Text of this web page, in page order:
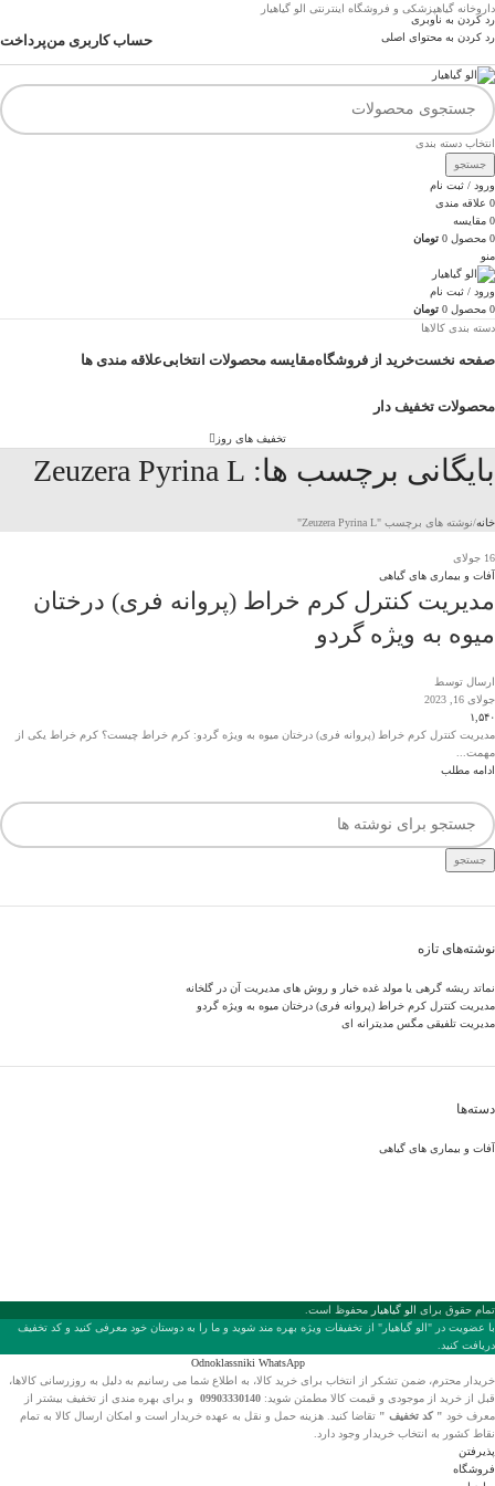
رد کردن به ناوبری
رد کردن به محتوای اصلی
داروخانه گیاهپزشکی و فروشگاه اینترنتی الو گیاهیار
حساب کاربری منپرداخت
انتخاب دسته بندی
جستجو
ورود / ثبت نام
0 علاقه مندی
0 مقایسه
0 محصول 0 تومان
منو
ورود / ثبت نام
0 محصول 0 تومان
دسته بندی کالاها
صفحه نخستخرید از فروشگاهمقایسه محصولات انتخابیعلاقه مندی ها
محصولات تخفیف دار
تخفیف های روز
بایگانی برچسب ها: Zeuzera Pyrina L
خانه نوشته های برچسب "Zeuzera Pyrina L"
16 جولای
آفات و بیماری های گیاهی
مدیریت کنترل کرم خراط (پروانه فری) درختان
میوه به ویژه گردو
ارسال توسط
جولای 16, 2023
۱,۵۴۰
مدیریت کنترل کرم خراط (پروانه فری) درختان میوه به ویژه گردو: کرم خراط چیست؟ کرم خراط یکی از
مهمت...
ادامه مطلب
جستجو
نوشته‌های تازه
نماتد ریشه گرهی یا مولد غده خیار و روش های مدیریت آن در گلخانه
مدیریت کنترل کرم خراط (پروانه فری) درختان میوه به ویژه گردو
مدیریت تلفیقی مگس مدیترانه ای
دسته‌ها
آفات و بیماری های گیاهی
تمام حقوق برای الو گیاهیار محفوظ است.
با عضويت در "الو گیاهیار" از تخفیفات ویژه بهره مند شوید و ما را به دوستان خود معرفی کنید و کد تخفیف
دریافت کنید.
Odnoklassniki WhatsApp
خریدار محترم، ضمن تشکر از انتخاب برای خرید کالا، به اطلاع شما می رسانیم به دلیل به روزرسانی کالاها،
قبل از خرید از موجودی و قیمت کالا مطمئن شوید: 09903330140 و برای بهره مندی از تخفیف بیشتر از
معرف خود " کد تخفیف " تقاضا کنید. هزینه حمل و نقل به عهده خریدار است و امکان ارسال کالا به تمام
نقاط کشور به انتخاب خریدار وجود دارد.
پذیرفتن
فروشگاه